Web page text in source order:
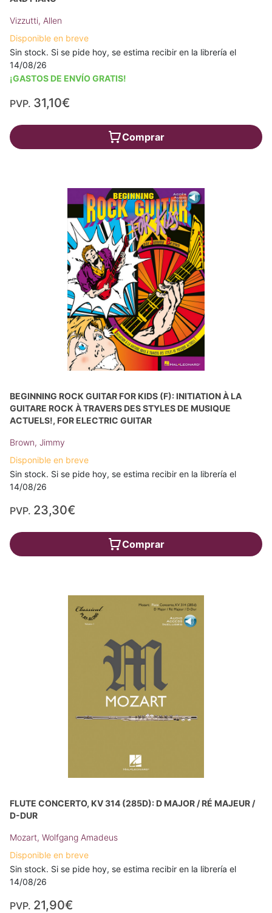
Vizzutti, Allen
Disponible en breve
Sin stock. Si se pide hoy, se estima recibir en la librería el
14/08/26
¡GASTOS DE ENVÍO GRATIS!
PVP. 31,10€
Comprar
BEGINNING ROCK GUITAR FOR KIDS (F): INITIATION À LA
GUITARE ROCK À TRAVERS DES STYLES DE MUSIQUE
ACTUELS!, FOR ELECTRIC GUITAR
Brown, Jimmy
Disponible en breve
Sin stock. Si se pide hoy, se estima recibir en la librería el
14/08/26
PVP. 23,30€
Comprar
FLUTE CONCERTO, KV 314 (285D): D MAJOR / RÉ MAJEUR /
D-DUR
Mozart, Wolfgang Amadeus
Disponible en breve
Sin stock. Si se pide hoy, se estima recibir en la librería el
14/08/26
PVP. 21,90€